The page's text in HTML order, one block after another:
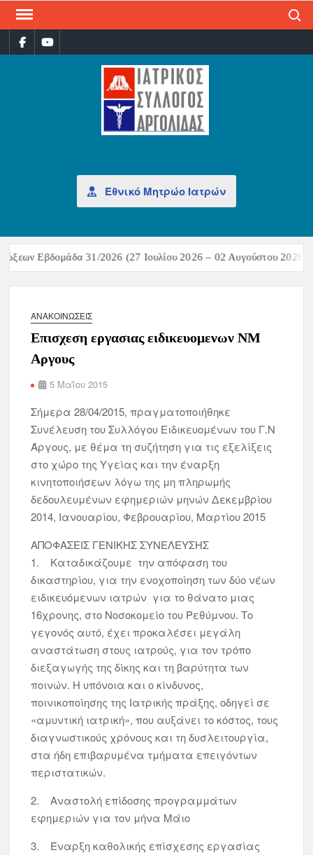
Εθνικό Μητρώο Ιατρών
Εβδομάδα 31/2026 (27 Ιουλίου 2026 – 02 Αυγούστου
ΑΝΑΚΟΙΝΏΣΕΙΣ
Επισχεση εργασιας ειδικευομενων ΝΜ
Αργους
5 Μαΐου 2015
Σήμερα 28/04/2015, πραγματοποιήθηκε
Συνέλευση του Συλλόγου Ειδικευομένων του Γ.Ν
Άργους, με θέμα τη συζήτηση για τις εξελίξεις
στο χώρο της Υγείας και την έναρξη
κινητοποιήσεων λόγω της μη πληρωμής
δεδουλευμένων εφημεριών μηνών Δεκεμβρίου
2014, Ιανουαρίου, Φεβρουαρίου, Μαρτίου 2015
ΑΠΟΦΑΣΕΙΣ ΓΕΝΙΚΗΣ ΣΥΝΕΛΕΥΣΗΣ
1. Καταδικάζουμε την απόφαση του
δικαστηρίου, για την ενοχοποίηση των δύο νέων
ειδικευόμενων ιατρών για το θάνατο μιας
16χρονης, στο Νοσοκομείο του Ρεθύμνου. Το
γεγονός αυτό, έχει προκαλέσει μεγάλη
αναστάτωση στους ιατρούς, για τον τρόπο
διεξαγωγής της δίκης και τη βαρύτητα των
ποινών. Η υπόνοια και ο κίνδυνος,
ποινικοποίησης της Ιατρικής πράξης, οδηγεί σε
«αμυντική ιατρική», που αυξάνει το κόστος, τους
διαγνωστικούς χρόνους και τη δυσλειτουργία,
στα ήδη επιβαρυμένα τμήματα επειγόντων
περιστατικών.
2. Αναστολή επίδοσης προγραμμάτων
εφημεριών για τον μήνα Μάιο
3. Έναρξη καθολικής επίσχεσης εργασίας